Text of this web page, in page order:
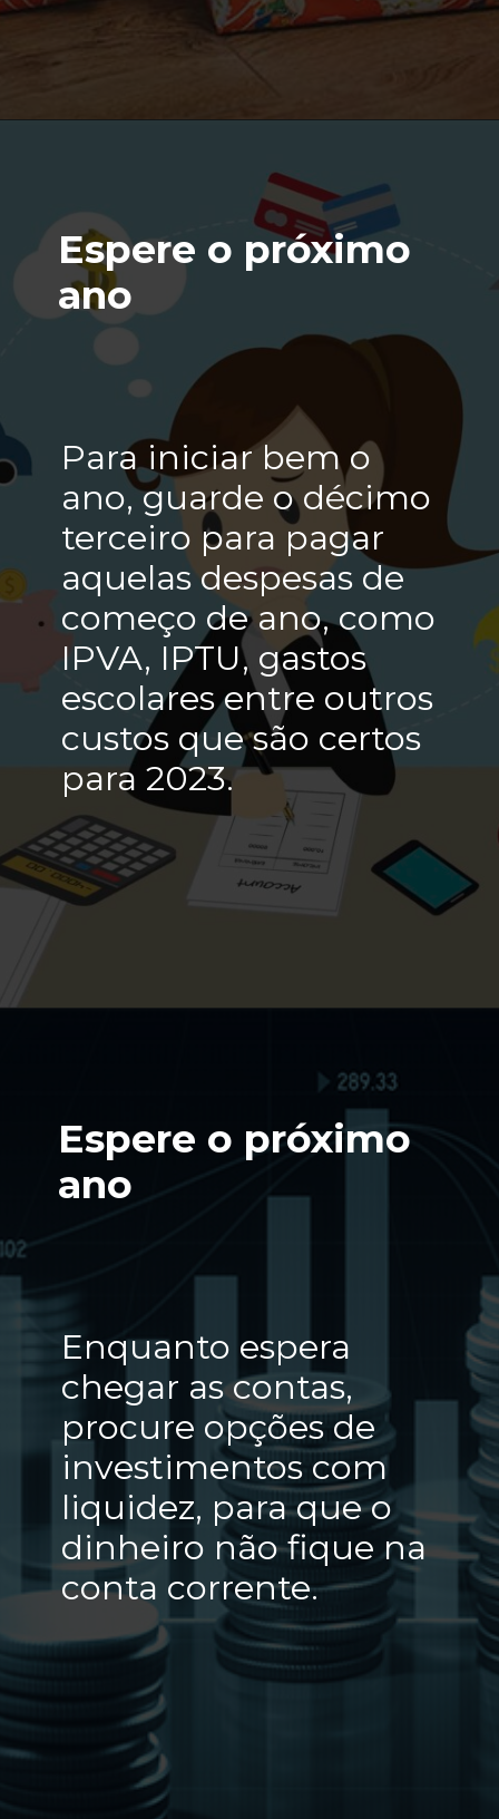
Para iniciar bem o
ano, guarde o décimo
terceiro para pagar
aquelas despesas de
começo de ano, como
IPVA, IPTU, gastos
escolares entre outros
custos que são certos
para 2023.
Espere o próximo
ano
Enquanto espera
chegar as contas,
procure opções de
investimentos com
liquidez, para que o
dinheiro não fique na
conta corrente.
Espere o próximo
ano